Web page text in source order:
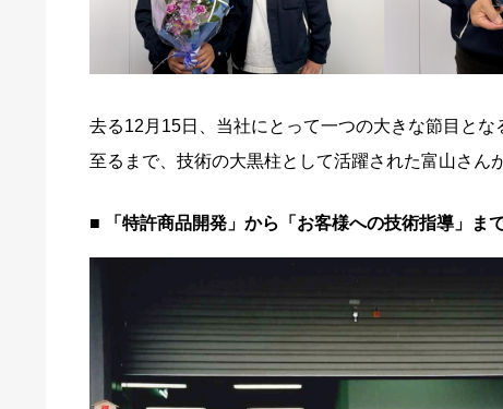
去る12月15日、当社にとって一つの大きな節目と
至るまで、技術の大黒柱として活躍された富山さん
■ 「特許商品開発」から「お客様への技術指導」ま